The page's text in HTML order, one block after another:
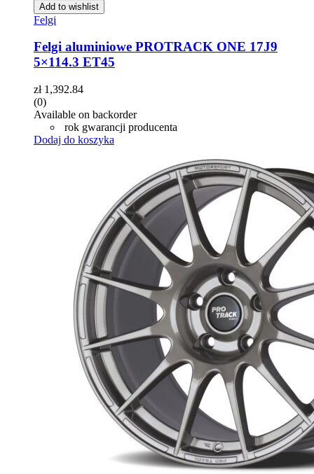
Add to wishlist
Felgi
Felgi aluminiowe PROTRACK ONE 17J9
5×114.3 ET45
zł1,392.84
(0)
Available on backorder
rok gwarancji producenta
Dodaj do koszyka